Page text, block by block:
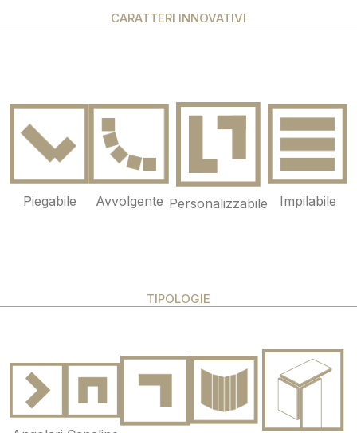
CARATTERI INNOVATIVI
Piegabile Avvolgente Personalizzabile Impilabile
TIPOLOGIE